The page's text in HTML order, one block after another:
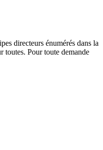
directeurs énumérés dans la
toutes. Pour toute demande